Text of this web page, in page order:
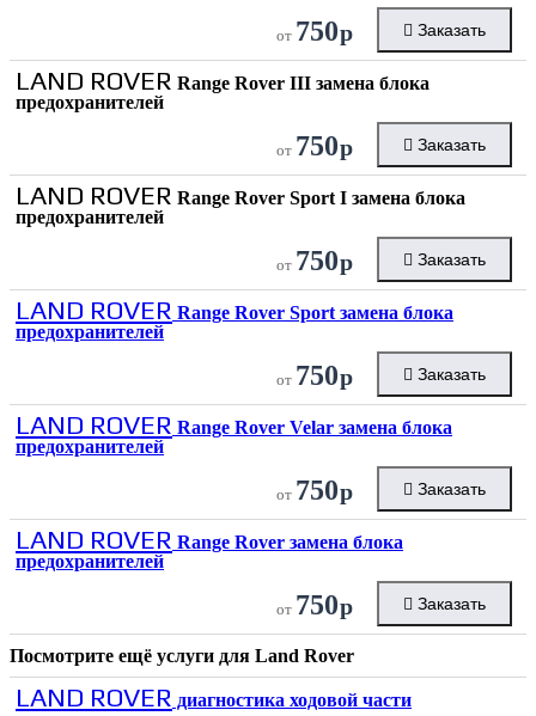
от 750р Заказать
LAND ROVER Range Rover III замена блока
предохранителей
от 750р Заказать
LAND ROVER Range Rover Sport I замена блока
предохранителей
от 750р Заказать
LAND ROVER Range Rover Sport замена блока
предохранителей
от 750р Заказать
LAND ROVER Range Rover Velar замена блока
предохранителей
от 750р Заказать
LAND ROVER Range Rover замена блока
предохранителей
от 750р Заказать
Посмотрите ещё услуги для Land Rover
LAND ROVER диагностика ходовой части